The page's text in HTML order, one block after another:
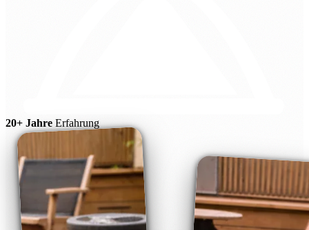
20+ Jahre Erfahrung